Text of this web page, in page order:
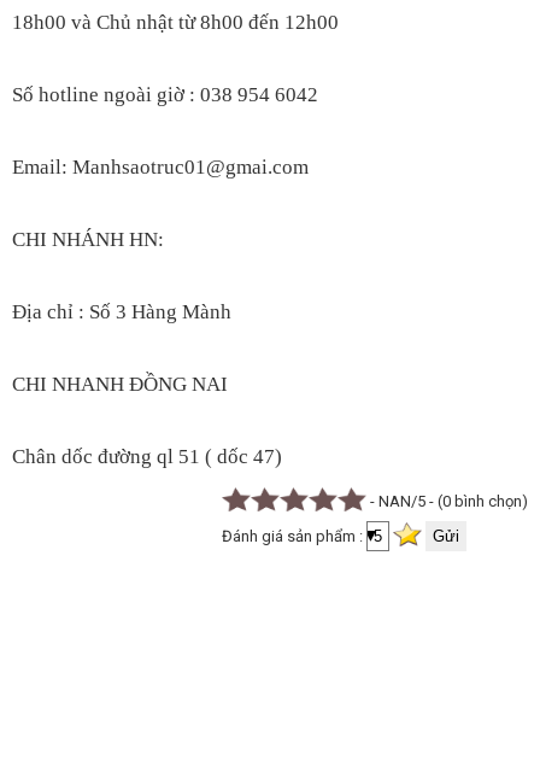
18h00 và Chủ nhật từ 8h00 đến 12h00
Số hotline ngoài giờ : 038 954 6042
Email: Manhsaotruc01@gmai.com
CHI NHÁNH HN:
Địa chỉ : Số 3 Hàng Mành
CHI NHANH ĐỒNG NAI
Chân dốc đường ql 51 ( dốc 47)
- NAN/5 - (0 bình chọn)
Đánh giá sản phẩm :